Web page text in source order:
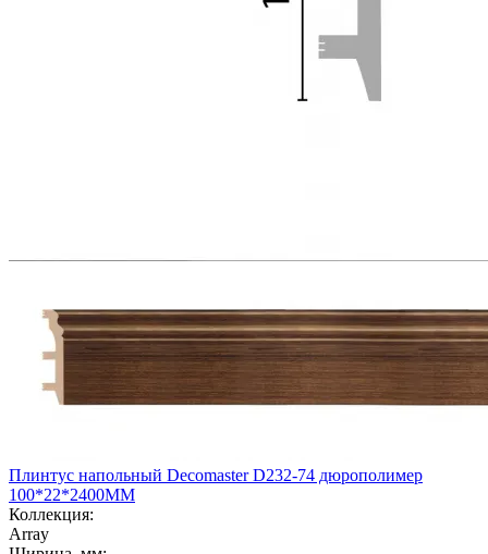
Плинтус напольный Decomaster D232-74 дюрополимер
100*22*2400ММ
Коллекция:
Array